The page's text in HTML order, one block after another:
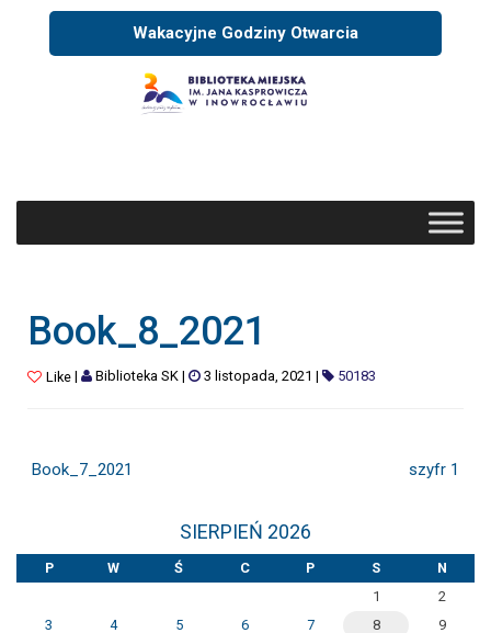
Wakacyjne Godziny Otwarcia
Book_8_2021
Like| Biblioteka SK| 3 listopada, 2021 | 50183
Book_7_2021 szyfr 1
SIERPIEŃ 2026
P W Ś C P S
N
1
2
3
4 5 6 7 8
9